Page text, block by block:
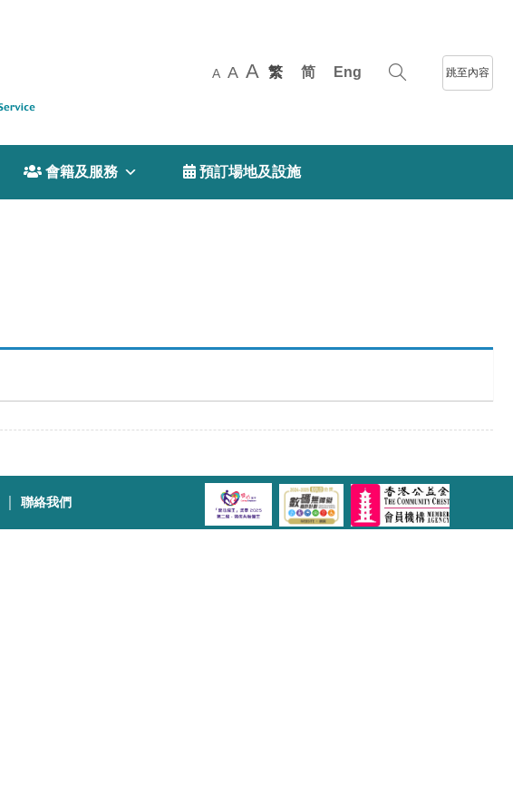
A A A 繁 简 Eng 跳至內容
 會籍及服務  預訂場地及設施
｜聯絡我們